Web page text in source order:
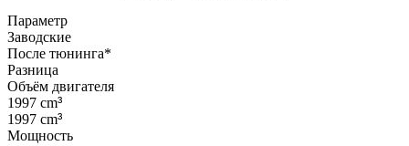
Параметр
Заводские
После тюнинга*
Разница
Объём двигателя
1997 cm³
1997 cm³
Мощность